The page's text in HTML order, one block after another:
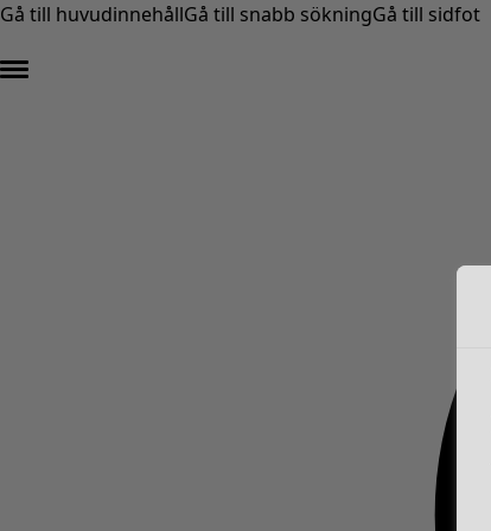
Gå till huvudinnehållGå till snabb sökningGå till sidfot